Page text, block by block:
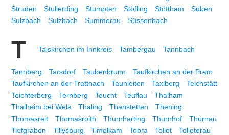
Struden
Stullerding Stumpten Stöfling Stöttham
Suben
Sulzbach
Sulzbach Summerau Süssenbach
T Taiskirchen im Innkreis Tambergau Tannbach
Tannberg Tarsdorf Taubenbrunn
Taufkirchen an der Pram
Taufkirchen an der Trattnach
Taunleiten Taxlberg
Teichstätt
Teichterberg
Ternberg Teucht Teuflau
Thalham
Thalheim bei Wels
Thaling Thanstetten
Thening
Thomasreit
Thomasroith Thurnharting Thurnhof
Thürnau
Tiefgraben
Tillysburg Timelkam Tobra Tollet
Tolleterau